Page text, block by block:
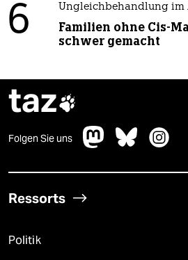
6 Ungleichbehandlung im
Familien ohne Cis-
schwer gemacht
taz
Folgen Sie uns
Ressorts
Politik